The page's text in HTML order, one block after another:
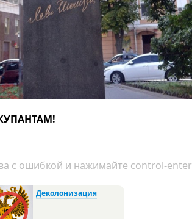
с ошибкой и нажимайте control-enter
Деколонизация